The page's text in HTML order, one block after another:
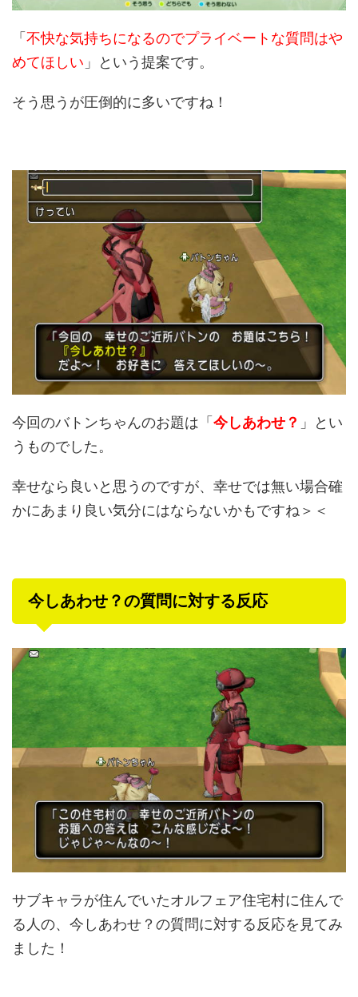
「 不快な気持ちになるのでプライベートな質問はや
めてほしい 」という提案です。
そう思うが圧倒的に多いですね！
今回のバトンちゃんのお題は「 今しあわせ？ 」とい
うものでした。
幸せなら良いと思うのですが、幸せでは無い場合確
かにあまり良い気分にはならないかもですね＞＜
今しあわせ？の質問に対する反応
サブキャラが住んでいたオルフェア住宅村に住んで
る人の、今しあわせ？の質問に対する反応を見てみ
ました！